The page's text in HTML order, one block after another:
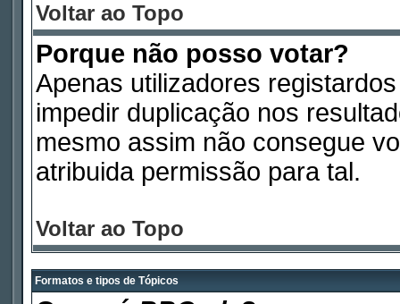
Voltar ao Topo
Porque não posso votar?
Apenas utilizadores
impedir duplicação nos
mesmo assim não consegue
atribuida permissão para tal.
Voltar ao Topo
Formatos e tipos de Tópicos